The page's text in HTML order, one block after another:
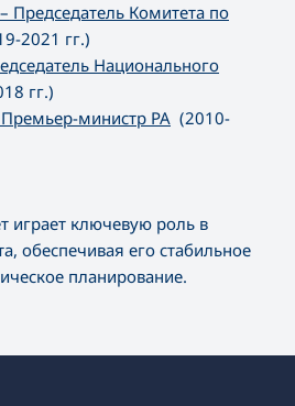
Комитета по
2021 гг.)
Национального
гг.)
министр РА (2010-
играет ключевую роль в
обеспечивая его стабильное
планирование.